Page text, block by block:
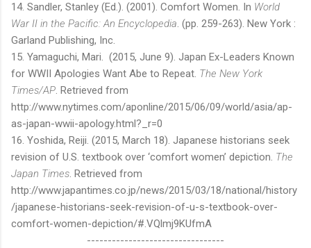
14. Sandler, Stanley (Ed.). (2001). Comfort Women. In World
War II in the Pacific: An Encyclopedia. (pp. 259-263). New York :
Garland Publishing, Inc.
15. Yamaguchi, Mari. (2015, June 9). Japan Ex-Leaders Known
for WWII Apologies Want Abe to Repeat. The New York
Times/AP. Retrieved from
http://www.nytimes.com/aponline/2015/06/09/world/asia/ap-
as-japan-wwii-apology.html?_r=0
16. Yoshida, Reiji. (2015, March 18). Japanese historians seek
revision of U.S. textbook over ‘comfort women’ depiction. The
Japan Times. Retrieved from
http://www.japantimes.co.jp/news/2015/03/18/national/history
/japanese-historians-seek-revision-of-u-s-textbook-over-
comfort-women-depiction/#.VQlmj9KUfmA
---------------------------------